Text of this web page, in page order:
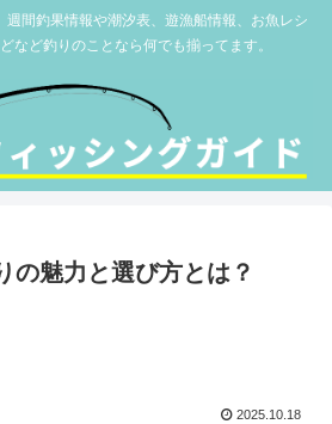
間釣果情報や潮汐表、遊漁船情報、お魚レシ
など釣りのことなら何でも揃ってます。
の魅力と選び方とは？
2025.10.18